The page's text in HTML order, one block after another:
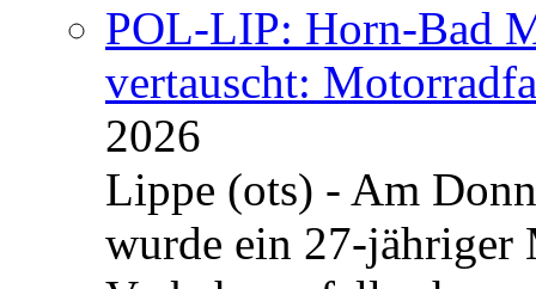
POL-LIP: Horn-Bad
vertauscht:
2026
Lippe (ots) - Am
wurde ein 27-jähriger